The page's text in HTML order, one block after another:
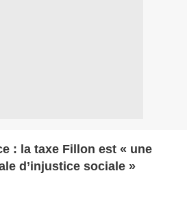
: la taxe Fillon est « une
d’injustice sociale »